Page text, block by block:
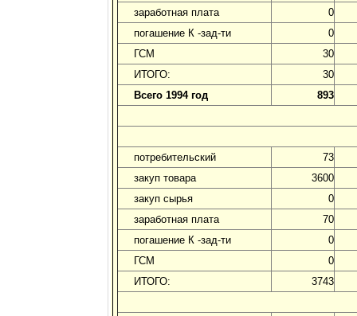
заработная плата
0
погашение К -зад-ти
0
ГСМ
30
ИТОГО:
30
Всего 1994 год
893
потребительский
73
закуп товара
3600
закуп сырья
0
заработная плата
70
погашение К -зад-ти
0
ГСМ
0
ИТОГО:
3743